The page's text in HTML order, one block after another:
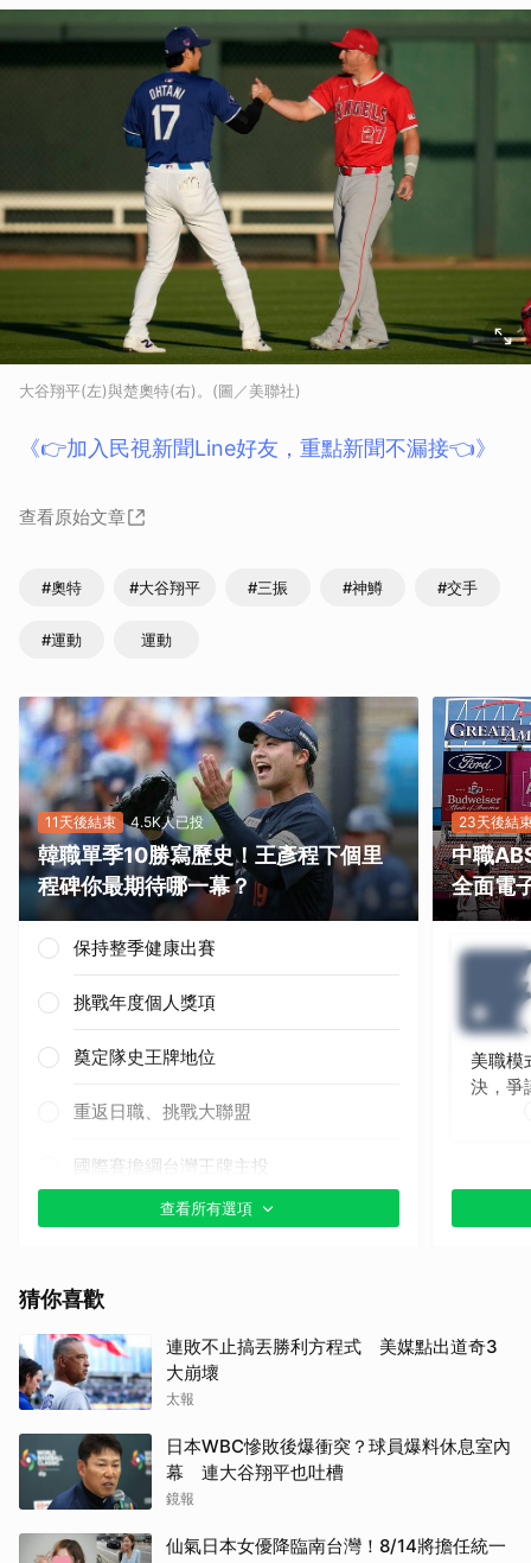
大谷翔平(左)與楚奧特(右)。(圖／美聯社)
《👉加入民視新聞Line好友，重點新聞不漏接👈》
查看原始文章
#奧特 #大谷翔平 #三振 #神鱒 #交手
#運動 運動
11天後結束 4.5K人已投
韓職單季10勝寫歷史！王彥程下個里
程碑你最期待哪一幕？
保持整季健康出賽
挑戰年度個人獎項
奠定隊史王牌地位
重返日職、挑戰大聯盟
國際賽擔綱台灣王牌主投
其他（歡迎貼文分享）
查看所有選項
23天後結
中職
全面電
美職模
決，爭
猜你喜歡
連敗不止搞丟勝利方程式 美媒點出道奇3
大崩壞
太報
日本WBC慘敗後爆衝突？球員爆料休息室內
幕 連大谷翔平也吐槽
鏡報
仙氣日本女優降臨南台灣！8/14將擔任統一